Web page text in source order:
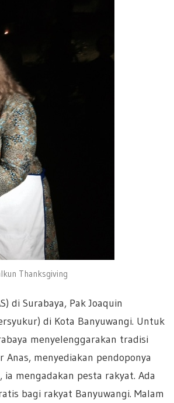
Thanksgiving
di Surabaya, Pak Joaquin
di Kota Banyuwangi. Untuk
menyelenggarakan tradisi
menyediakan pendoponya
mengadakan pesta rakyat. Ada
bagi rakyat Banyuwangi. Malam